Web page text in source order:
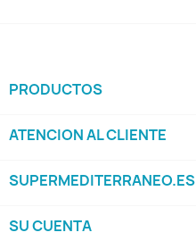
PRODUCTOS
ATENCION AL CLIENTE
SUPERMEDITERRANEO.ES
SU CUENTA